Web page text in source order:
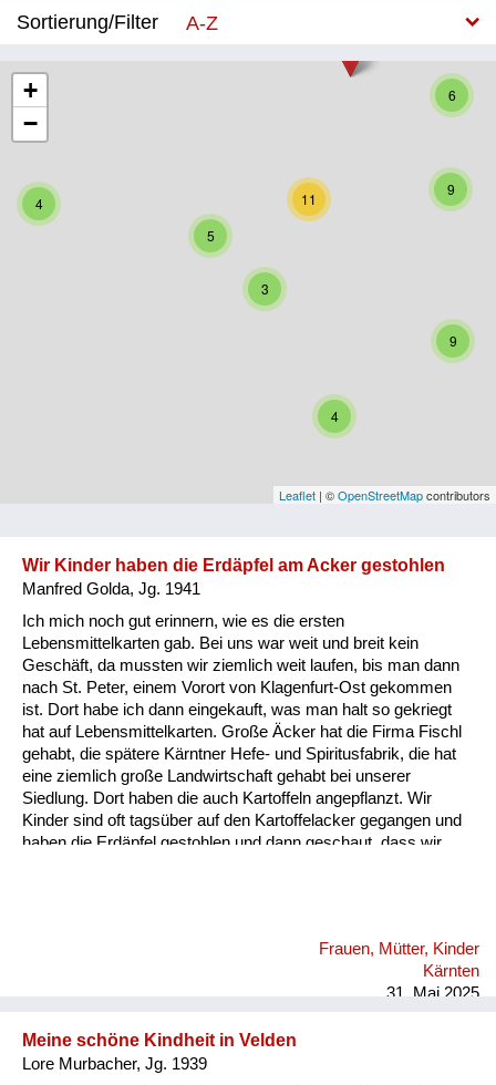
Sortierung/Filter
A-Z
Kärnten
Niederösterreich
Oberösterreich
Vorarlberg
Kategorie
Besatzungsmächte
Frauen, Mütter, Kinder
Versorgung
Heimkehrer
Fluchtgeschichten
Wiederaufbau und
Wohnen
5
4
6
3
9
9
11
4
+
−
Leaflet | ©OpenStreetMapcontributors
Wir Kinder haben die Erdäpfel am Acker gestohlen
Manfred Golda, Jg. 1941
Ich mich noch gut erinnern, wie es die ersten
Lebensmittelkarten gab. Bei uns war weit und breit kein
Geschäft, da mussten wir ziemlich weit laufen, bis man dann
nach St. Peter, einem Vorort von Klagenfurt-Ost gekommen
ist. Dort habe ich dann eingekauft, was man halt so gekriegt
hat auf Lebensmittelkarten. Große Äcker hat die Firma Fischl
gehabt, die spätere Kärntner Hefe- und Spiritusfabrik, die hat
eine ziemlich große Landwirtschaft gehabt bei unserer
Siedlung. Dort haben die auch Kartoffeln angepflanzt. Wir
Kinder sind oft tagsüber auf den Kartoffelacker gegangen und
haben die Erdäpfel gestohlen und dann geschaut, dass wir
haben dann auch andere Leute aus der Nachbarschaft den
Frauen, Mütter, Kinder
Kärnten
31. Mai 2025
Meine schöne Kindheit in Velden
Lore Murbacher, Jg. 1939